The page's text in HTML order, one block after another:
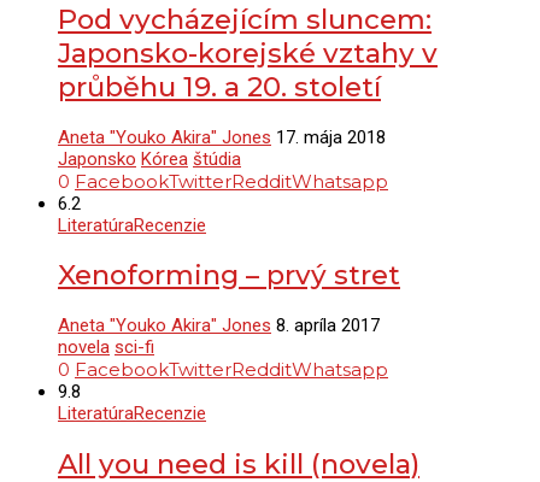
Pod vycházejícím sluncem:
Japonsko-korejské vztahy v
průběhu 19. a 20. století
Aneta "Youko Akira" Jones 17. mája 2018
Japonsko Kórea štúdia
0 FacebookTwitterRedditWhatsapp
6.2
LiteratúraRecenzie
Xenoforming – prvý stret
Aneta "Youko Akira" Jones 8. apríla 2017
novela sci-fi
0 FacebookTwitterRedditWhatsapp
9.8
LiteratúraRecenzie
All you need is kill (novela)